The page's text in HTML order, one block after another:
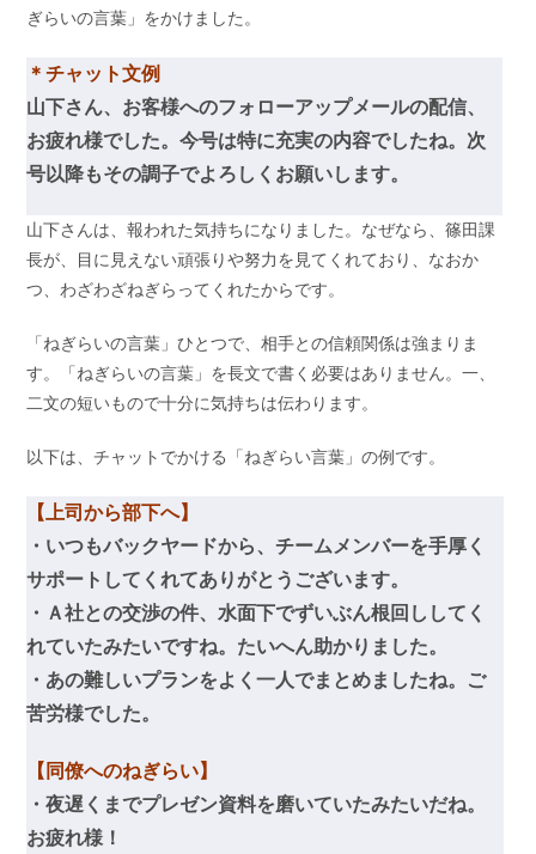
ぎらいの言葉」をかけました。
＊チャット文例
山下さん、お客様へのフォローアップメールの配信、
お疲れ様でした。 今号は特に充実の内容でしたね。次
号以降もその調子でよろしくお願いします。
山下さんは、報われた気持ちになりました。なぜなら、篠田課
長が、目に見えない頑張りや努力を見てくれており、なおか
つ、わざわざねぎらってくれたからです。
「ねぎらいの言葉」ひとつで、相手との信頼関係は強まりま
す。「ねぎらいの言葉」を長文で書く必要はありません。一、
二文の短いもので十分に気持ちは伝わります。
以下は、チャットでかける「ねぎらい言葉」の例です。
【上司から部下へ】
・いつもバックヤードから、チームメンバーを手厚く
サポートしてくれてありがとうございます。
・Ａ社との交渉の件、水面下でずいぶん根回ししてく
れていたみたいですね。たいへん助かりました。
・あの難しいプランをよく一人でまとめましたね。ご
苦労様でした。
【同僚へのねぎらい】
・夜遅くまでプレゼン資料を磨いていたみたいだね。
お疲れ様！